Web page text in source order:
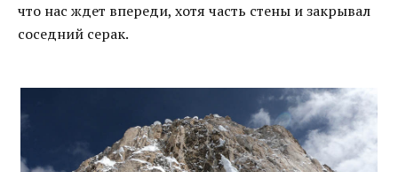
что нас ждет впереди, хотя часть стены и закрывал
соседний серак.